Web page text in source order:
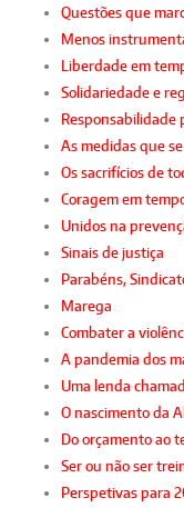
Questões que
Menos
Liberdade em
Solidariedade e
Responsabilidade
As medidas que
Os sacrifícios de
Coragem em
Unidos na
Sinais de justiça
Parabéns,
Marega
Combater a
A pandemia dos
Uma lenda
O nascimento da
Do orçamento ao
Ser ou não ser
Perspetivas para